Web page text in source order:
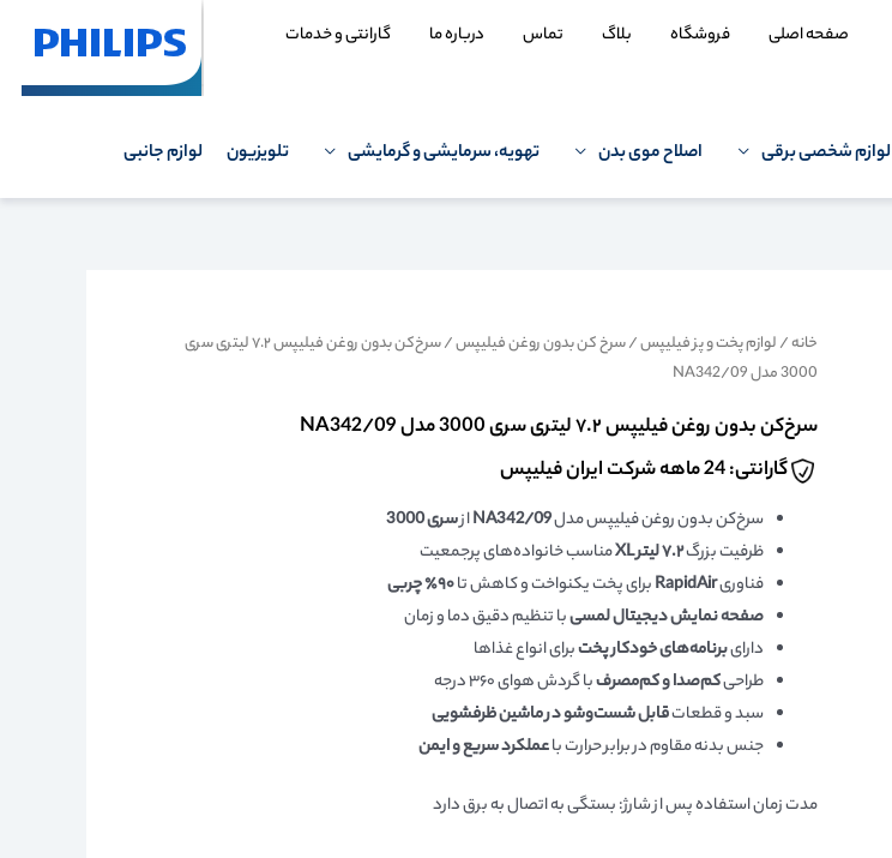
صفحه اصلی فروشگاه بلاگ تماس درباره ما گارانتی و خدمات
لوازم شخصی برقی اصلاح موی بدن تهویه، سرمایشی و گرمایشی تلویزیون لوازم جانبی
خانه/ لوازم پخت و پز فیلیپس/سرخ کن بدون روغن فیلیپس
/ سرخ‌کن بدون روغن فیلیپس ۷.۲ لیتری سری
3000 مدل NA342/09
سرخ‌کن بدون روغن فیلیپس ۷.۲ لیتری سری 3000 مدل NA342/09
گارانتی: 24 ماهه شرکت ایران فیلیپس
سرخ‌کن بدون روغن فیلیپس مدلNA342/09ازسری 3000
ظرفیت بزرگ۷.۲ لیتر XL
مناسب خانواده‌های پرجمعیت
فناوریRapidAirبرای پخت یکنواخت و کاهش تا۹۰٪ چربی
صفحه نمایش دیجیتال لمسیبا تنظیم دقیق دما و زمان
دارایبرنامه‌های خودکار پختبرای انواع غذاها
طراحیکم‌صدا و کم‌مصرفبا گردش هوای ۳۶۰ درجه
سبد و قطعاتقابل شست‌وشو در ماشین ظرفشویی
جنس بدنه مقاوم در برابر حرارت باعملکرد سریع و ایمن
مدت زمان استفاده پس از شارژ: بستگی به اتصال به برق دارد